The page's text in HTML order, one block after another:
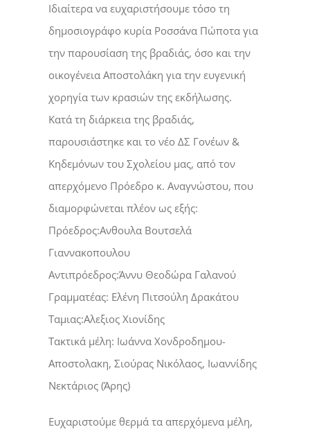
Ιδιαίτερα να ευχαριστήσουμε τόσο τη
δημοσιογράφο κυρία Ροσσάνα Πώποτα για
την παρουσίαση της βραδιάς, όσο και την
οικογένεια Αποστολάκη για την ευγενική
χορηγία των κρασιών της εκδήλωσης.
Κατά τη διάρκεια της βραδιάς,
παρουσιάστηκε και το νέο ΔΣ Γονέων &
Κηδεμόνων του Σχολείου μας, από τον
απερχόμενο Πρόεδρο κ. Αναγνώστου, που
διαμορφώνεται πλέον ως εξής:
Πρόεδρος:Ανθουλα Βουτσελά
Γιαννακοπουλου
Αντιπρόεδρος:Άννυ Θεοδώρα Γαλανού
Γραμματέας: Ελένη Πιτσούλη Δρακάτου
Ταμιας:Αλεξιος Χιονίδης
Τακτικά μέλη: Ιωάννα Χονδροδημου-
Αποστολακη, Σιούρας Νικόλαος, Ιωαννίδης
Νεκτάριος (Άρης)
Ευχαριστούμε θερμά τα απερχόμενα μέλη,